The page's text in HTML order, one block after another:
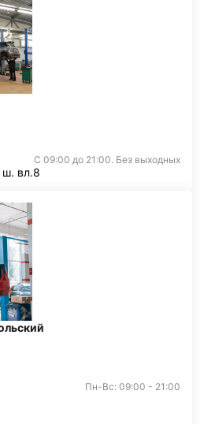
С 09:00 до 21:00. Без выходных
ш. вл.8
Пн-Вс: 09:00 - 21:00